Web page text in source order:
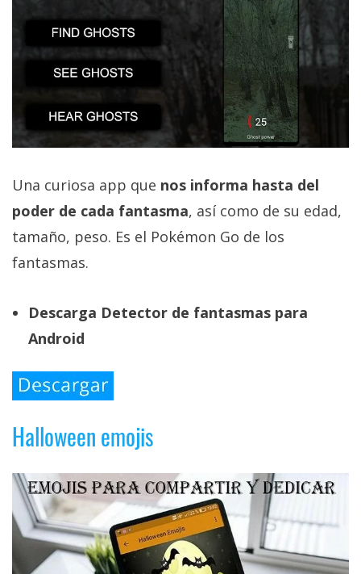
Una curiosa app que nos informa hasta del
poder de cada fantasma, así como de su edad,
tamaño, peso. Es el Pokémon Go de los
fantasmas.
Descarga Detector de fantasmas para
Android
Halloween emojis